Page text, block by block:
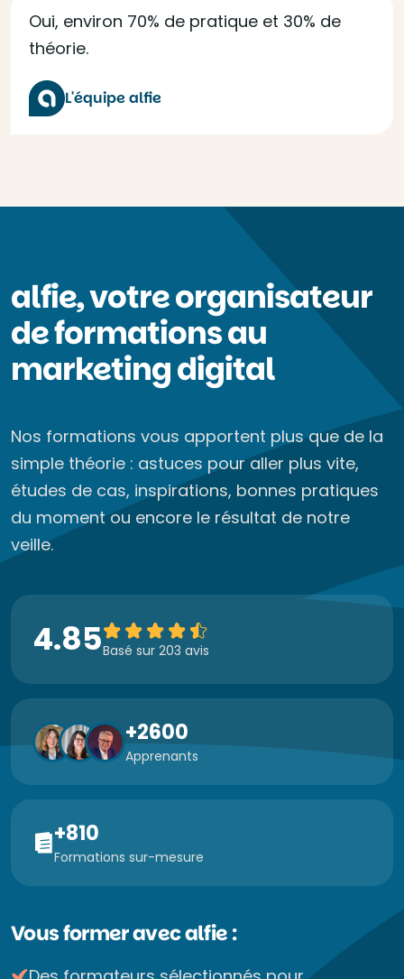
Oui, environ 70% de pratique et 30% de
théorie.
L'équipe alfie
alfie, votre organisateur
de formations au
marketing digital
Nos formations vous apportent plus que de la
simple théorie : astuces pour aller plus vite,
études de cas, inspirations, bonnes pratiques
du moment ou encore le résultat de notre
veille.
4.85Basé sur 203 avis
+2600
Apprenants
+810
Formations sur-mesure
Vous former avec alfie :